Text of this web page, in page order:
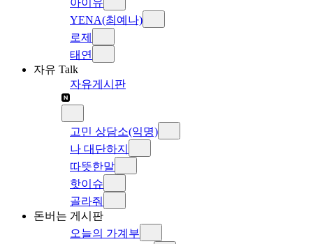
아이유
YENA(최예나)
로제
태연
자유 Talk
자유게시판
고민 상담소(익명)
나 대단하지
따뜻한말
핫이슈
골라줘
돈버는 게시판
오늘의 가계부